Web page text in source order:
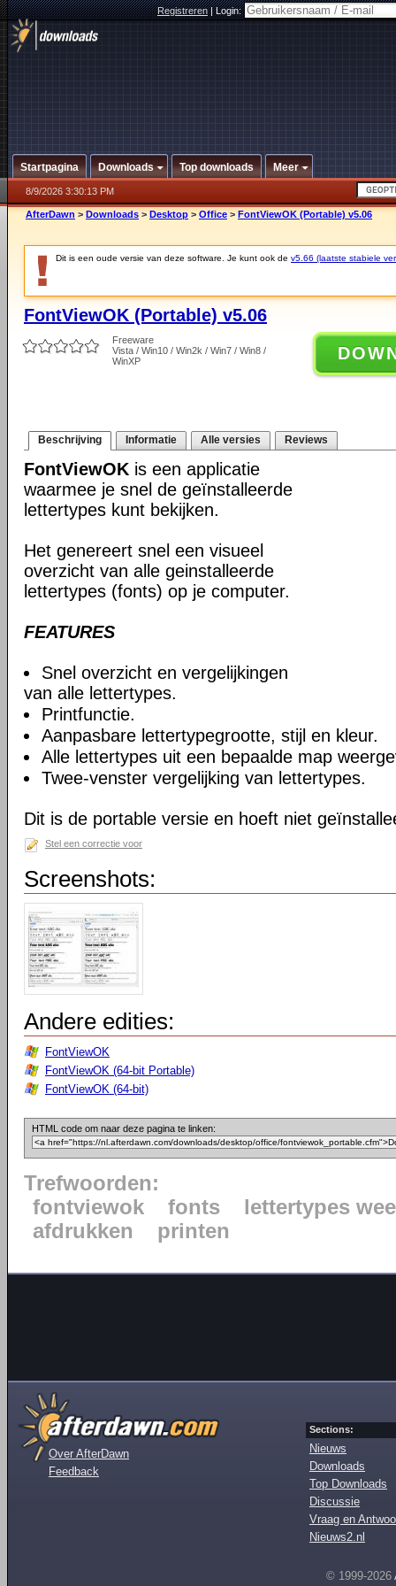
Registreren|Login:
Startpagina Downloads Top downloads Meer
8/9/2026 3:30:13 PM
AfterDawn > Downloads > Desktop > Office > FontViewOK (Portable) v5.06
Dit is een oude versie van deze software. Je kunt ook de v5.66 (laatste stabiele
FontViewOK (Portable) v5.06
Freeware
Vista / Win10 / Win2k / Win7 / Win8 /
WinXP
Beschrijving Informatie Alle versies Reviews
FontViewOK is een applicatie
waarmee je snel de geïnstalleerde
lettertypes kunt bekijken.
Het genereert snel een visueel
overzicht van alle geinstalleerde
lettertypes (fonts) op je computer.
FEATURES
Snel overzicht en vergelijkingen
van alle lettertypes.
Printfunctie.
Aanpasbare lettertypegrootte, stijl en kleur.
Alle lettertypes uit een bepaalde map
Twee-venster vergelijking van lettertypes.
Dit is de portable versie en hoeft niet
Stel een correctie voor
Screenshots:
Andere edities:
FontViewOK
FontViewOK (64-bit Portable)
FontViewOK (64-bit)
HTML code om naar deze pagina te linken:
Trefwoorden:
fontviewok
fonts
lettertypes
afdrukken
printen
Over AfterDawn
Feedback
Sections:
Nieuws
Downloads
Top Downloads
Discussie
Vraag en
Nieuws2.nl
© 1999-2026